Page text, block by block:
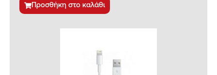
Προσθήκη στο καλάθι